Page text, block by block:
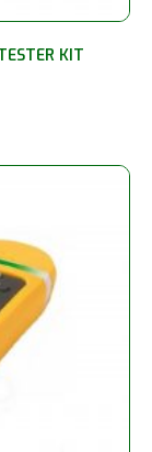
KIT